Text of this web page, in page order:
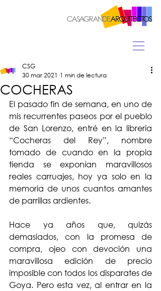
COCHERAS
CSG
30 mar 2021 1 min de lectura
El pasado fin de semana, en uno de
mis recurrentes paseos por el pueblo
de San Lorenzo, entré en la librería
“Cocheras del Rey”, nombre
tomado de cuando en la propia
tienda se exponían maravillosos
reales carruajes, hoy ya solo en la
memoria de unos cuantos amantes
de parrillas ardientes.
Hace ya años que, quizás
demasiados, con la promesa de
compra, ojeo con devoción una
maravillosa edición de precio
imposible con todos los disparates de
Goya. Pero esta vez, al entrar en la